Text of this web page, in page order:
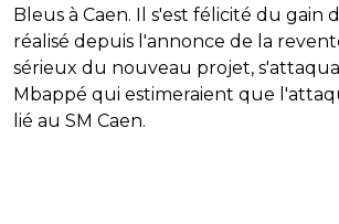
Bleus à Caen. Il s'est félicité du gain
réalisé depuis l'annonce de la
sérieux du nouveau projet,
Mbappé qui estimeraient que
lié au SM Caen.